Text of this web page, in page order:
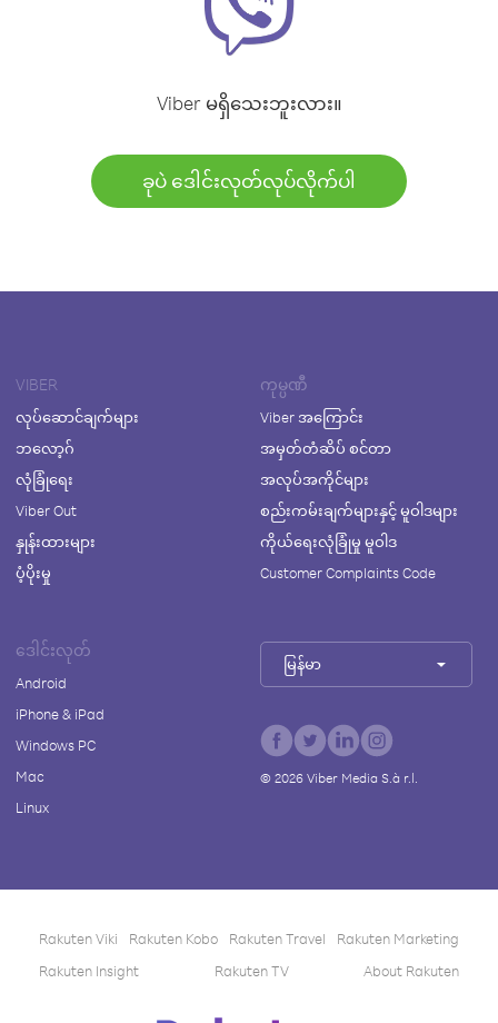
Viber မရှိသေးဘူးလား။
ခုပဲ ဒေါင်းလုတ်လုပ်လိုက်ပါ
VIBER
လုပ်ဆောင်ချက်များ
ဘလော့ဂ်
လုံခြုံရေး
Viber Out
နှုန်းထားများ
ပံ့ပိုးမှု
ကုမ္ပဏီ
Viber အကြောင်း
အမှတ်တံဆိပ် စင်တာ
အလုပ်အကိုင်များ
စည်းကမ်းချက်များနှင့် မူဝါဒများ
ကိုယ်ရေးလုံခြုံမှု မူဝါဒ
Customer Complaints Code
ဒေါင်းလုတ်
Android
iPhone & iPad
Windows PC
Mac
Linux
မြန်မာ
© 2026Viber Media S.à r.l.
Rakuten Viki Rakuten Kobo Rakuten Travel
Rakuten Marketing
Rakuten Insight
Rakuten TV About Rakuten